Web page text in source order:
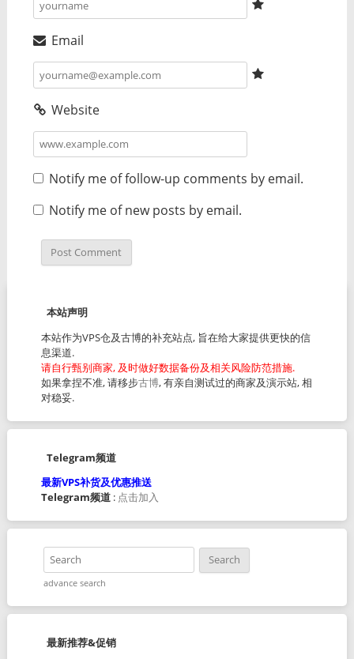
Email
Website
Notify me of follow-up comments by email.
Notify me of new posts by email.
本站声明
本站作为VPS仓及古博的补充站点, 旨在给大家提供更快的信
息渠道.
请自行甄别商家, 及时做好数据备份及相关风险防范措施.
如果拿捏不准, 请移步古博, 有亲自测试过的商家及演示站, 相
对稳妥.
Telegram频道
最新VPS补货及优惠推送
Telegram频道: 点击加入
advance search
最新推荐&促销